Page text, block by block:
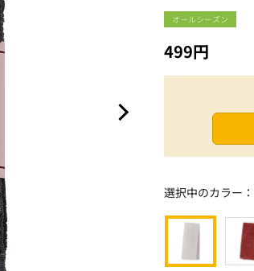
オールシーズン
499円
選択中のカラー：